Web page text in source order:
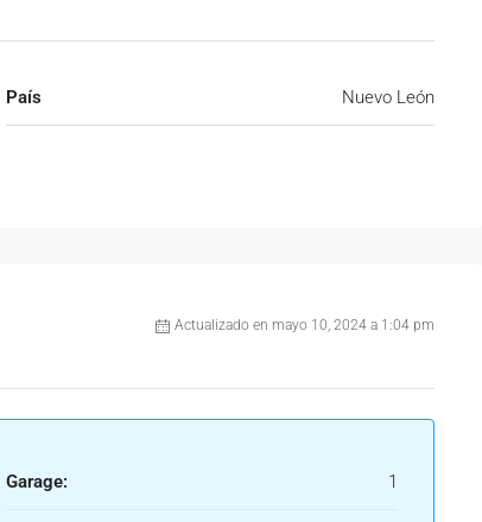
País Nuevo León
Actualizado en mayo 10, 2024 a 1:04 pm
Garage: 1